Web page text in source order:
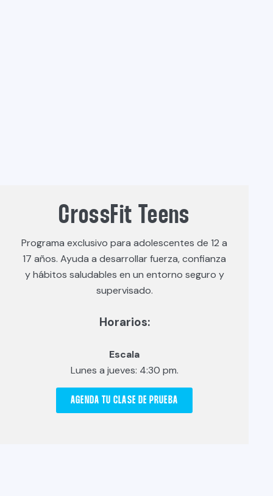
CrossFit Teens
Programa exclusivo para adolescentes de 12 a
17 años. Ayuda a desarrollar fuerza, confianza
y hábitos saludables en un entorno seguro y
supervisado.
Horarios:
Escala
Lunes a jueves: 4:30 pm.
AGENDA TU CLASE DE PRUEBA